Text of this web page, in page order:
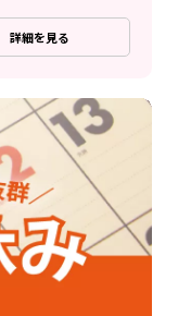
詳細を見る